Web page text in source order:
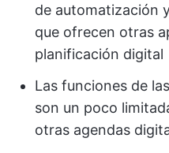
de automatización
que ofrecen otras
planificación digital
Las funciones de
son un poco
otras agendas